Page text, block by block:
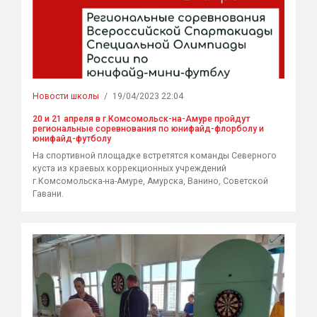
Новости школы / 19/04/2023 22:04
20 и 21 апреля в г.Комсомольск-на-Амуре пройдут
региональные соревнования по юнифайд-флорболу и
юнифайд-футболу
На спортивной площадке встретятся команды Северного
куста из краевых коррекционных учреждений
г.Комсомольска-на-Амуре, Амурска, Ванино, Советской
Гавани.